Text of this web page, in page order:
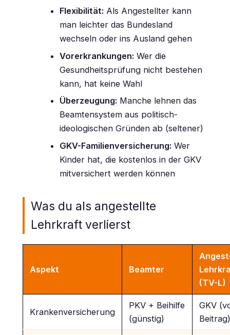
Flexibilität: Als Angestellter kann
man leichter das Bundesland
wechseln oder ins Ausland gehen
Vorerkrankungen: Wer die
Gesundheitsprüfung nicht bestehen
kann, hat keine Wahl
Überzeugung: Manche lehnen das
Beamtensystem aus politisch-
ideologischen Gründen ab (seltener)
GKV-Familienversicherung: Wer
Kinder hat, die kostenlos in der GKV
mitversichert werden können
Was du als angestellte
Lehrkraft verlierst
Aspekt Beamter
(TV-L)
Krankenversicherung
PKV + Beihilfe
(günstig)
GKV
Beitrag)